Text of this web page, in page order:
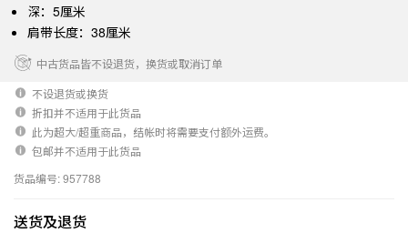
深：5厘米
肩带长度：38厘米
中古货品皆不设退货，换货或取消订单
不设退货或换货
折扣并不适用于此货品
此为超大/超重商品，结帐时将需要支付额外运费。
包邮并不适用于此货品
货品编号: 957788
送货及退货